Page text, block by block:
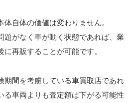
自体の価値は変わりません。
題がなく車が動く状態であれば、業
再販することが可能です。
期間を考慮している車買取店であれ
る車両よりも査定額は下がる可能性